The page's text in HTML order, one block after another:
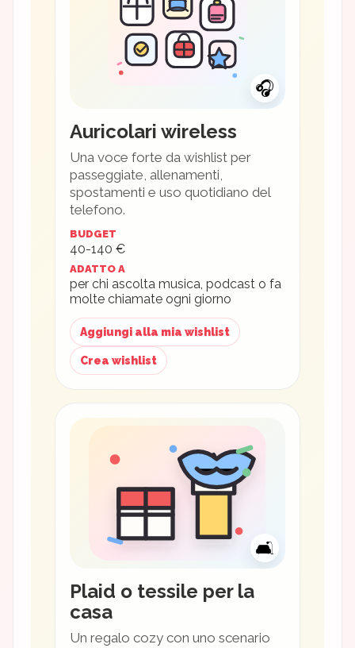
🎧
Auricolari wireless
Una voce forte da wishlist per
passeggiate, allenamenti,
spostamenti e uso quotidiano del
telefono.
BUDGET
40-140 €
ADATTO A
per chi ascolta musica, podcast o fa
molte chiamate ogni giorno
Aggiungi alla mia wishlist
Crea wishlist
🛋
Plaid o tessile per la
casa
Un regalo cozy con uno scenario